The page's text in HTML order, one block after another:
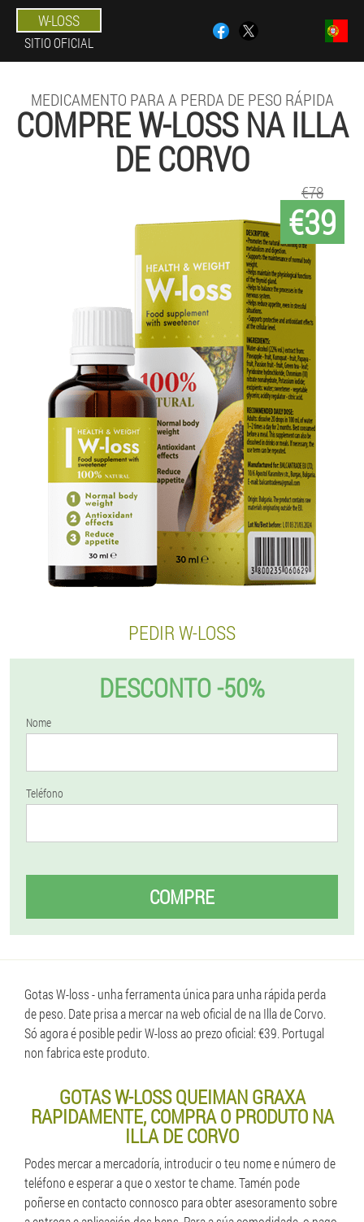
W-LOSS
SITIO OFICIAL
MEDICAMENTO PARA A PERDA DE PESO RÁPIDA
COMPRE W-LOSS NA ILLA
DE CORVO
€39
€78
PEDIR W-LOSS
DESCONTO -50%
Nome
Teléfono
COMPRE
Gotas W-loss - unha ferramenta única para unha rápida perda
de peso. Date prisa a mercar na web oficial de na Illa de Corvo.
Só agora é posible pedir W-loss ao prezo oficial: €39. Portugal
non fabrica este produto.
GOTAS W-LOSS QUEIMAN GRAXA
RAPIDAMENTE, COMPRA O PRODUTO NA
ILLA DE CORVO
Podes mercar a mercadoría, introducir o teu nome e número de
teléfono e esperar a que o xestor te chame. Tamén pode
poñerse en contacto connosco para obter asesoramento sobre